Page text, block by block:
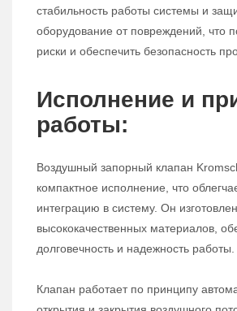
стабильность работы системы и
оборудование от повреждений, что
риски и обеспечить безопасность
Исполнение и
работы:
Воздушный запорный клапан
компактное исполнение, что
интеграцию в систему. Он
высококачественных материалов,
долговечность и надежность работы.
Клапан работает по принципу